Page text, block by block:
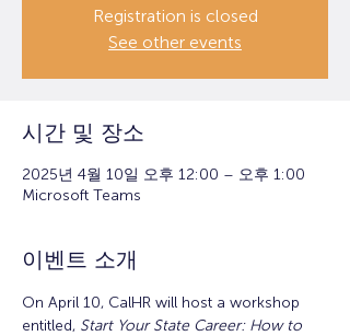
Registration is closed
See other events
시간 및 장소
2025년 4월 10일 오후 12:00 – 오후 1:00
Microsoft Teams
이벤트 소개
On April 10, CalHR will host a workshop
entitled, Start Your State Career: How to